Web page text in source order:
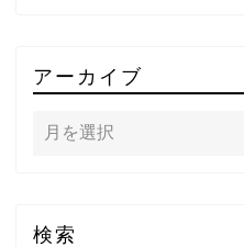
アーカイブ
検索